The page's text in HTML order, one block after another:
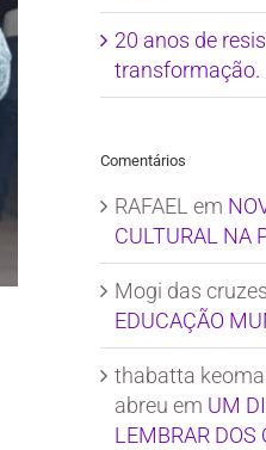
20 anos de
transformação.
Comentários
RAFAEL em
CULTURAL NA
Mogi das cruzes
EDUCAÇÃO
thabatta
abreu em UM
LEMBRAR DOS